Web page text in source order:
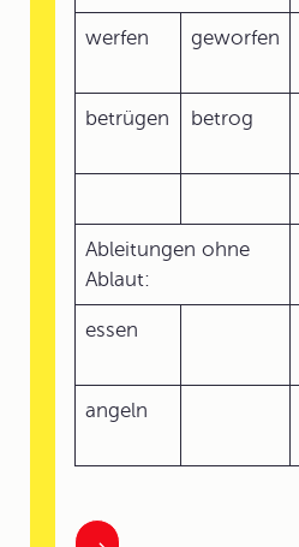
werfen geworfen
betrügen betrog
Ableitungen ohne
Ablaut:
essen
angeln